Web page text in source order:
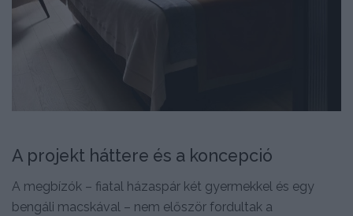
A projekt háttere és a koncepció
A megbízók – fiatal házaspár két gyermekkel és egy
bengáli macskával – nem először fordultak a